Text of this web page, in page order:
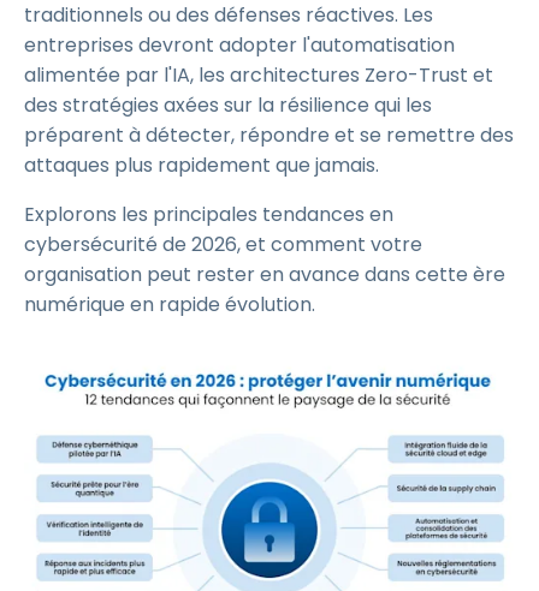
traditionnels ou des défenses réactives. Les
entreprises devront adopter l'automatisation
alimentée par l'IA, les architectures Zero-Trust et
des stratégies axées sur la résilience qui les
préparent à détecter, répondre et se remettre des
attaques plus rapidement que jamais.
Explorons les principales tendances en
cybersécurité de 2026, et comment votre
organisation peut rester en avance dans cette ère
numérique en rapide évolution.